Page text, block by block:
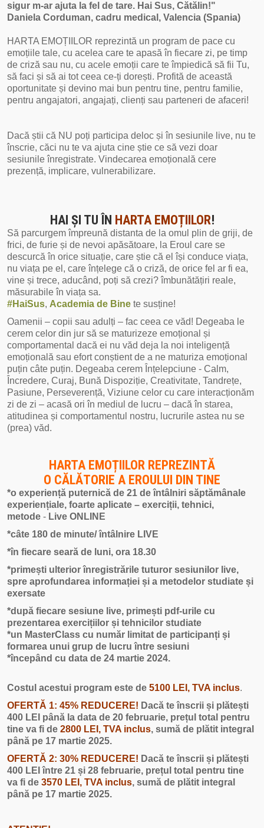
sigur m-ar ajuta la fel de tare. Hai Sus, Cătălin!"
Daniela Corduman, cadru medical, Valencia (Spania)
HARTA EMOȚIILOR reprezintă un program de pace cu
emoțiile tale, cu acelea care te apasă în fiecare zi, pe timp
de criză sau nu, cu acele emoții care te împiedică să fii Tu,
să faci și să ai tot ceea ce-ți dorești. Profită de această
oportunitate și devino mai bun pentru tine, pentru familie,
pentru angajatori, angajați, clienți sau parteneri de afaceri!
Dacă știi că NU poți participa deloc și în sesiunile live, nu te
înscrie, căci nu te va ajuta cine știe ce să vezi doar
sesiunile înregistrate. Vindecarea emoțională cere
prezență, implicare, vulnerabilizare.
HAI ȘI TU ÎN HARTA EMOȚIILOR!
Să parcurgem împreună distanta de la omul plin de griji, de
frici, de furie și de nevoi apăsătoare, la Eroul care se
descurcă în orice situație, care știe că el își conduce viața,
nu viața pe el, care înțelege că o criză, de orice fel ar fi ea,
vine și trece, aducând, poți să crezi? îmbunătățiri reale,
măsurabile în viața sa.
#HaiSus,Academia de Bine te susține!
Oamenii – copii sau adulți – fac ceea ce văd! Degeaba le
cerem celor din jur să se maturizeze emoțional și
comportamental dacă ei nu văd deja la noi inteligență
emoțională sau efort conștient de a ne maturiza emoțional
puțin câte puțin. Degeaba cerem Înțelepciune - Calm,
Încredere, Curaj, Bună Dispoziție, Creativitate, Tandrețe,
Pasiune, Perseverență, Viziune celor cu care interacționăm
zi de zi – acasă ori în mediul de lucru – dacă în starea,
atitudinea și comportamentul nostru, lucrurile astea nu se
(prea) văd.
HARTA EMOȚIILOR REPREZINTĂ
O CĂLĂTORIE A EROULUI DIN TINE
*o experiență puternică de 21 de întâlniri săptămânale
experiențiale,foarte aplicate – exerciții, tehnici,
metode - Live ONLINE
*câte 180 de minute/ întâlnire LIVE
*în fiecare seară de luni, ora 18.30
*primești ulterior înregistrările tuturor sesiunilor live,
spre aprofundarea informației și a metodelor studiate și
exersate
*după fiecare sesiune live, primești pdf-urile cu
prezentarea exercițiilor și tehnicilor studiate
*un MasterClass cu număr limitat de participanți și
formarea unui grup de lucru între sesiuni
*începând cu data de 24 martie 2024.
Costul acestui program este de 5100 LEI, TVA inclus.
OFERTĂ 1: 45% REDUCERE! Dacă te înscrii și plătești
400 LEI până la data de 20 februarie, prețul total pentru
tine va fi de2800 LEI, TVA inclus, sumă de plătit integral
până pe 17 martie 2025.
OFERTĂ 2: 30% REDUCERE! Dacă te înscrii și plătești
400 LEI între 21 și 28 februarie, prețul total pentru tine
va fi de3570 LEI, TVA inclus, sumă de plătit integral
până pe 17 martie 2025.